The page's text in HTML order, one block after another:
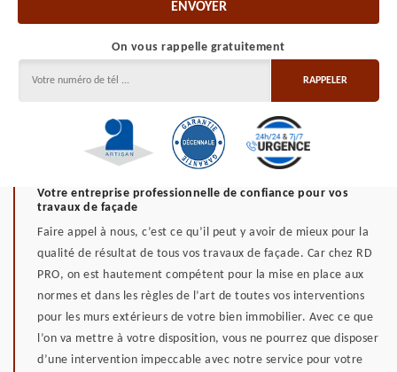
On vous rappelle gratuitement
Votre entreprise professionnelle de confiance pour vos
travaux de façade
Faire appel à nous, c’est ce qu’il peut y avoir de mieux pour la
qualité de résultat de tous vos travaux de façade. Car chez RD
PRO, on est hautement compétent pour la mise en place aux
normes et dans les règles de l’art de toutes vos interventions
pour les murs extérieurs de votre bien immobilier. Avec ce que
l’on va mettre à votre disposition, vous ne pourrez que disposer
d’une intervention impeccable avec notre service pour votre